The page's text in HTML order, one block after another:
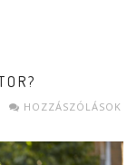
HOZZÁSZÓLÁSOK